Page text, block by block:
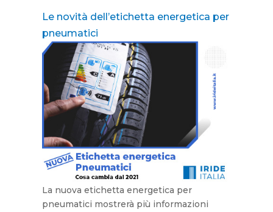
Le novità dell’etichetta energetica per
pneumatici
La nuova etichetta energetica per
pneumatici mostrerà più informazioni